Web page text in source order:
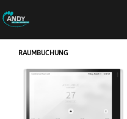
RAUMBUCHUNG